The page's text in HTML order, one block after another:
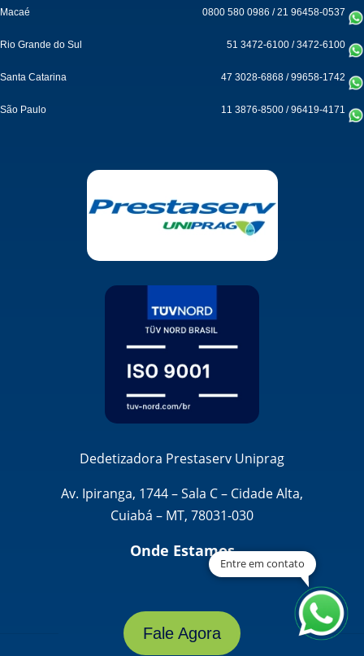
Macaé 0800 580 0986 /21 96458-0537
Rio Grande do Sul 51 3472-6100 /3472-6100
Santa Catarina 47 3028-6868 /99658-1742
São Paulo 11 3876-8500 /96419-4171
Dedetizadora Prestaserv Uniprag
Av. Ipiranga, 1744 – Sala C – Cidade Alta,
Cuiabá – MT, 78031-030
Onde Estamos
Fale Agora
Entre em contato